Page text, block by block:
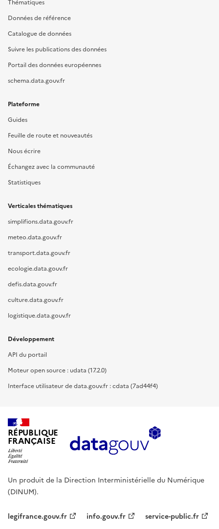
Thématiques
Données de référence
Catalogue de données
Suivre les publications des données
Portail des données européennes
schema.data.gouv.fr
Plateforme
Guides
Feuille de route et nouveautés
Nous écrire
Échangez avec la communauté
Statistiques
Verticales thématiques
simplifions.data.gouv.fr
meteo.data.gouv.fr
transport.data.gouv.fr
ecologie.data.gouv.fr
defis.data.gouv.fr
culture.data.gouv.fr
logistique.data.gouv.fr
Développement
API du portail
Moteur open source : udata (17.2.0)
Interface utilisateur de data.gouv.fr : cdata (7ad44f4)
RÉPUBLIQUE
FRANÇAISE
Un produit de la Direction Interministérielle du Numérique
(DINUM).
legifrance.gouv.fr info.gouv.fr service-public.fr